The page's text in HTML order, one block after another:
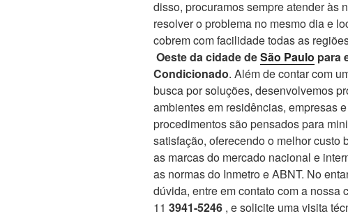
disso, procuramos sempre atender às
resolver o problema no mesmo dia e
cobrem com facilidade todas as
Oeste da cidade deSão Paulo para
Condicionado. Além de contar com
busca por soluções, desenvolvemos
ambientes em residências, empresas
procedimentos são pensados para
satisfação, oferecendo o melhor custo
as marcas do mercado nacional e
as normas do Inmetro e ABNT. No
dúvida, entre em contato com a nossa
11 3941-5246 , e solicite uma visita